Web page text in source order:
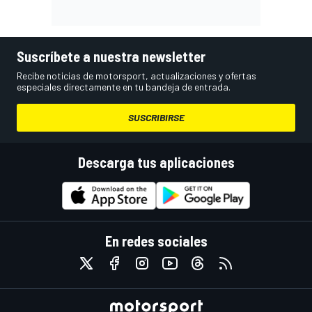
Suscríbete a nuestra newsletter
Recibe noticias de motorsport, actualizaciones y ofertas
especiales directamente en tu bandeja de entrada.
SUSCRIBIRSE
Descarga tus aplicaciones
En redes sociales